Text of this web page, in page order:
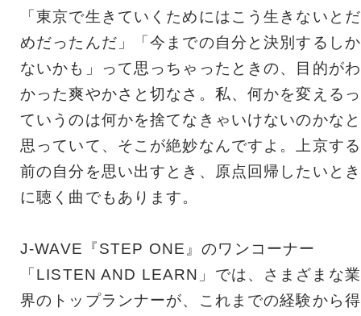
「東京で生きていくためにはこう生きないとだ
めだったんだ」「今までの自分と決別するしか
ないかも」って思っちゃったときの、目的がわ
かった爽やかさと切なさ。私、何かを変えるっ
ていうのは何かを捨てなきゃいけないのかなと
思っていて、そこが絶妙なんですよ。上京する
前の自分を思い出すとき、原点回帰したいとき
に聴く曲でもあります。
J-WAVE『STEP ONE』のワンコーナー
「LISTEN AND LEARN」では、さまざまな業
界のトップランナーが、これまでの経験から得